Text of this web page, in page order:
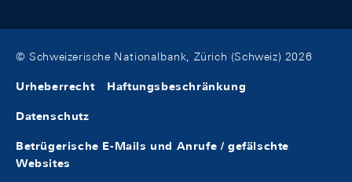
© Schweizerische Nationalbank, Zürich (Schweiz) 2026
Urheberrecht Haftungsbeschränkung
Datenschutz
Betrügerische E-Mails und Anrufe / gefälschte
Websites